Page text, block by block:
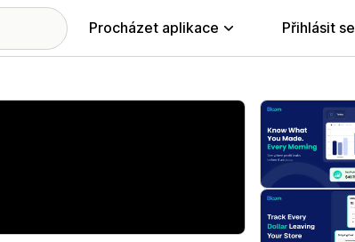
Procházet aplikace Přihlásit se